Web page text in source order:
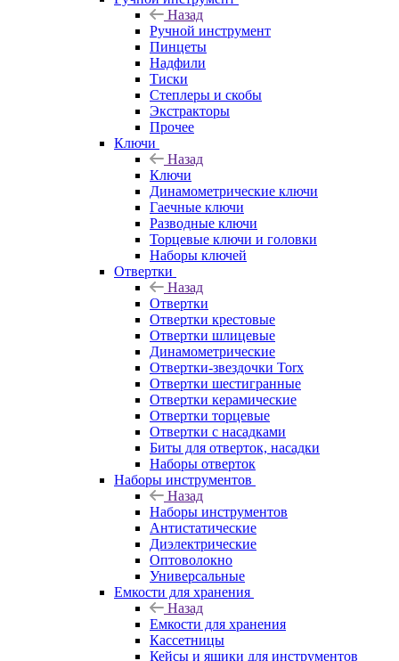
Назад
Ручной инструмент
Пинцеты
Надфили
Тиски
Степлеры и скобы
Экстракторы
Прочее
Ключи
Назад
Ключи
Динамометрические ключи
Гаечные ключи
Разводные ключи
Торцевые ключи и головки
Наборы ключей
Отвертки
Назад
Отвертки
Отвертки крестовые
Отвертки шлицевые
Динамометрические
Отвертки-звездочки Torx
Отвертки шестигранные
Отвертки керамические
Отвертки торцевые
Отвертки с насадками
Биты для отверток, насадки
Наборы отверток
Наборы инструментов
Назад
Наборы инструментов
Антистатические
Диэлектрические
Оптоволокно
Универсальные
Емкости для хранения
Назад
Емкости для хранения
Кассетницы
Кейсы и ящики для инструментов